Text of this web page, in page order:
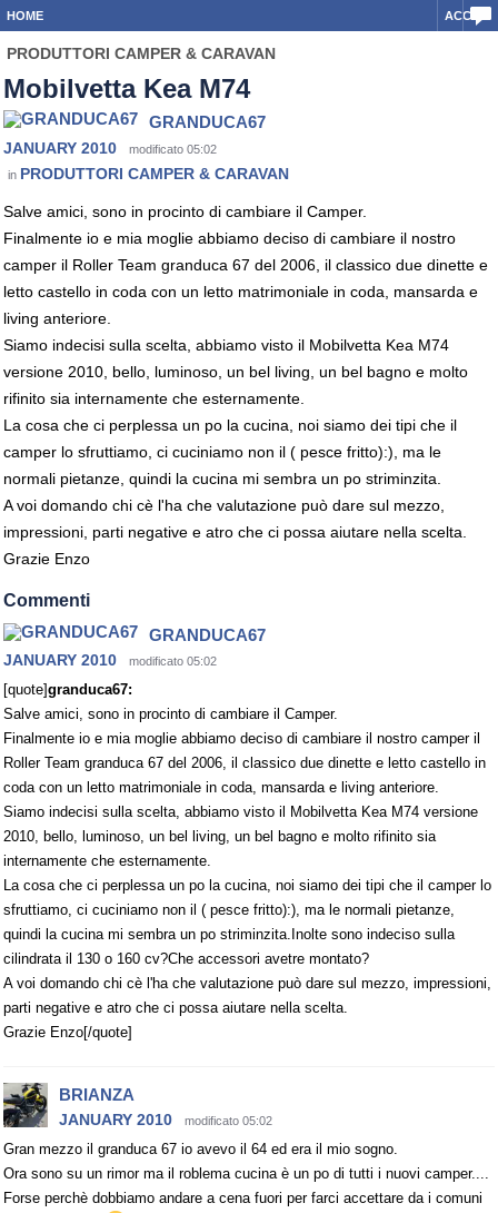
HOME ACCEDI
PRODUTTORI CAMPER & CARAVAN
Mobilvetta Kea M74
GRANDUCA67
JANUARY 2010
modificato 05:02
in PRODUTTORI CAMPER & CARAVAN
Salve amici, sono in procinto di cambiare il Camper.
Finalmente io e mia moglie abbiamo deciso di cambiare il nostro
camper il Roller Team granduca 67 del 2006, il classico due dinette e
letto castello in coda con un letto matrimoniale in coda, mansarda e
living anteriore.
Siamo indecisi sulla scelta, abbiamo visto il Mobilvetta Kea M74
versione 2010, bello, luminoso, un bel living, un bel bagno e molto
rifinito sia internamente che esternamente.
La cosa che ci perplessa un po la cucina, noi siamo dei tipi che il
camper lo sfruttiamo, ci cuciniamo non il ( pesce fritto):), ma le
normali pietanze, quindi la cucina mi sembra un po striminzita.
A voi domando chi cè l'ha che valutazione può dare sul mezzo,
impressioni, parti negative e atro che ci possa aiutare nella scelta.
Grazie Enzo
Commenti
GRANDUCA67
JANUARY 2010 modificato 05:02
[quote]granduca67:
Salve amici, sono in procinto di cambiare il Camper.
Finalmente io e mia moglie abbiamo deciso di cambiare il nostro camper il
Roller Team granduca 67 del 2006, il classico due dinette e letto castello in
coda con un letto matrimoniale in coda, mansarda e living anteriore.
Siamo indecisi sulla scelta, abbiamo visto il Mobilvetta Kea M74 versione
2010, bello, luminoso, un bel living, un bel bagno e molto rifinito sia
internamente che esternamente.
La cosa che ci perplessa un po la cucina, noi siamo dei tipi che il camper lo
sfruttiamo, ci cuciniamo non il ( pesce fritto):), ma le normali pietanze,
quindi la cucina mi sembra un po striminzita.Inolte sono indeciso sulla
cilindrata il 130 o 160 cv?Che accessori avetre montato?
A voi domando chi cè l'ha che valutazione può dare sul mezzo, impressioni,
parti negative e atro che ci possa aiutare nella scelta.
Grazie Enzo[/quote]
BRIANZA
JANUARY 2010 modificato 05:02
Gran mezzo il granduca 67 io avevo il 64 ed era il mio sogno.
Ora sono su un rimor ma il roblema cucina è un po di tutti i nuovi camper....
Forse perchè dobbiamo andare a cena fuori per farci accettare da i comuni